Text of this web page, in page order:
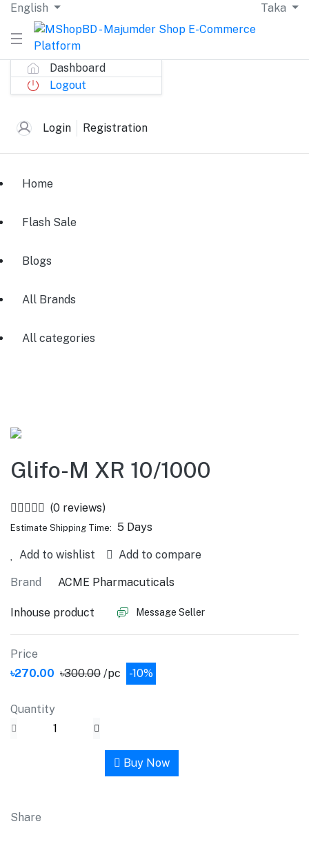
English Taka
Dashboard
Logout
Login Registration
Home
Flash Sale
Blogs
All Brands
All categories
Glifo-M XR 10/1000
(0 reviews)
Estimate Shipping Time: 5 Days
Add to wishlist Add to compare
Brand ACME Pharmacuticals
Inhouse product Message Seller
Price
৳270.00 ৳300.00 /pc -10%
Quantity
Buy Now
Share